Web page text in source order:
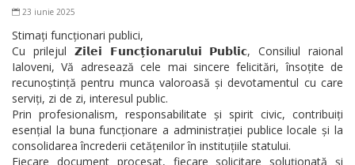
23 iunie 2025
Stimați funcționari publici,
Cu prilejul 𝗭𝗶𝗹𝗲𝗶 𝗙𝘂𝗻𝗰𝘁̦𝗶𝗼𝗻𝗮𝗿𝘂𝗹𝘂𝗶 𝗣𝘂𝗯𝗹𝗶𝗰, Consiliul raional
Ialoveni, Vă adresează cele mai sincere felicitări, însoțite de
recunoștință pentru munca valoroasă și devotamentul cu care
serviți, zi de zi, interesul public.
Prin profesionalism, responsabilitate și spirit civic, contribuiți
esențial la buna funcționare a administrației publice locale și la
consolidarea încrederii cetățenilor în instituțiile statului.
Fiecare document procesat, fiecare solicitare soluționată și